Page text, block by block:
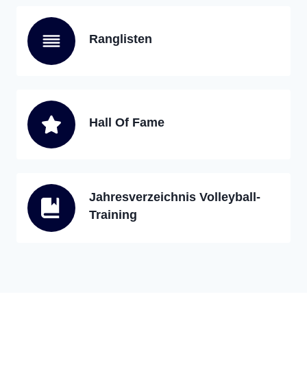
Ranglisten
Hall Of Fame
Jahresverzeichnis Volleyball-
Training